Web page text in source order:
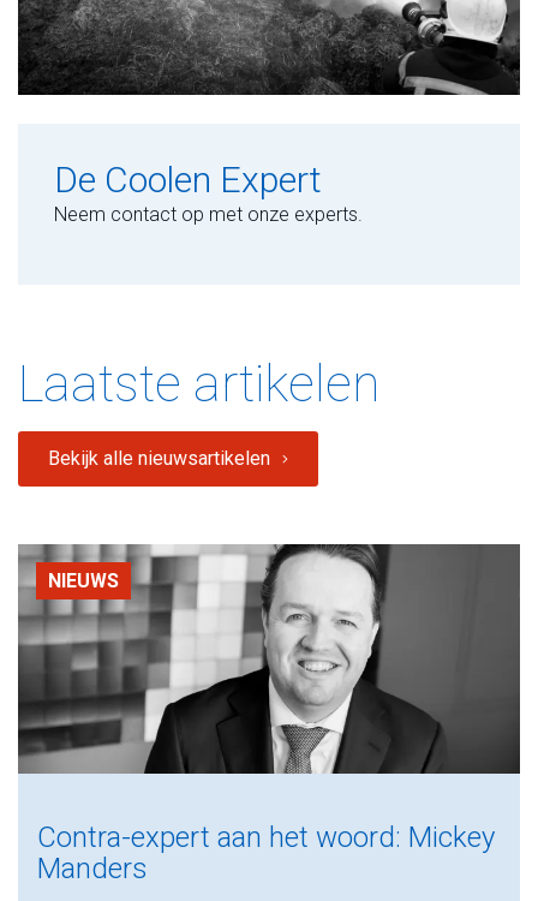
De Coolen Expert
Neem contact op met onze experts.
Laatste artikelen
Bekijk alle nieuwsartikelen
NIEUWS
Contra-expert aan het woord: Mickey
Manders